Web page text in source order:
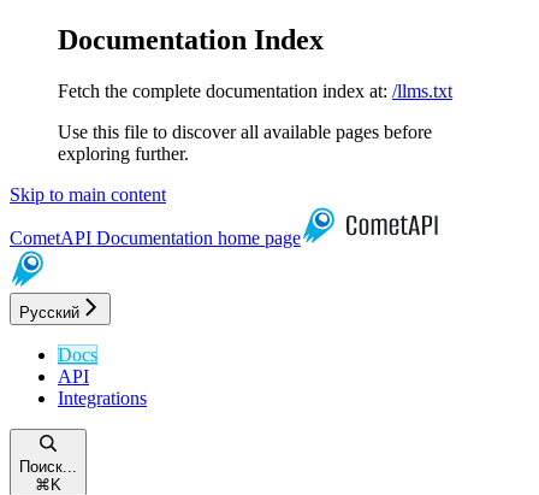
Documentation Index
Fetch the complete documentation index at: /llms.txt
Use this file to discover all available pages before
exploring further.
Skip to main content
CometAPI Documentation home page
Русский
Docs
API
Integrations
Поиск...
⌘ K